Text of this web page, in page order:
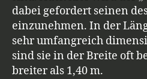
dabei gefordert seinen
einzunehmen. In der
sehr umfangreich
sind sie in der Breite oft
breiter als 1,40 m.